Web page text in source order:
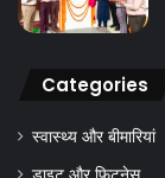
Categories
स्वास्थ्य और बीमारियां